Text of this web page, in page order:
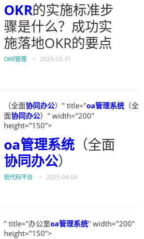
OKR的实施标准步
骤是什么？成功实
施落地OKR的要点
OKR管理 • 2025-03-31
（全面协同办公）" title="oa管理系统 （全
面协同办公）" width="200"
height="150">
oa管理系统 （全面
协同办公）
低代码平台 • 2025-04-04
" title="办公室oa管理系统" width="200"
height="150">